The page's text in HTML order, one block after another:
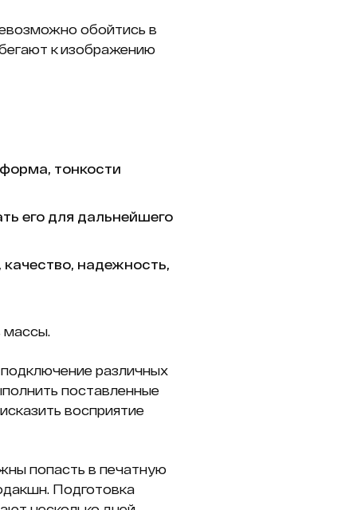
обойтись в
к изображению
тонкости
его для дальнейшего
надежность,
массы.
различных
поставленные
восприятие
попасть в печатную
Подготовка